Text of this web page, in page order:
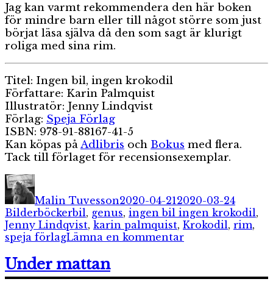
Jag kan varmt rekommendera den här boken
för mindre barn eller till något större som just
börjat läsa själva då den som sagt är klurigt
roliga med sina rim.
Titel: Ingen bil, ingen krokodil
Författare: Karin Palmquist
Illustratör: Jenny Lindqvist
Förlag: Speja Förlag
ISBN: 978-91-88167-41-5
Kan köpas påAdlibris och Bokus med flera.
Tack till förlaget för recensionsexemplar.
Författare
Malin Tuvesson2020-04-21 2020-03-24
BilderböckerEtiketter
bil, genus, ingen bil ingen krokodil,
Jenny Lindqvist, karin palmquist, Krokodil, rim,
speja förlagLämna en kommentartill
Under mattan